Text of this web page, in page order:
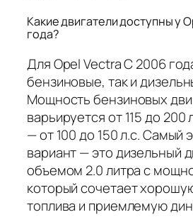
Какие двигатели доступны у
года?
Для Opel Vectra C 2006
бензиновые, так и
Мощность бензиновых
варьируется от 115 до 200
— от 100 до 150 л.с. Самый
вариант — это дизельный
объемом 2.0 литра с
который сочетает
топлива и приемлемую